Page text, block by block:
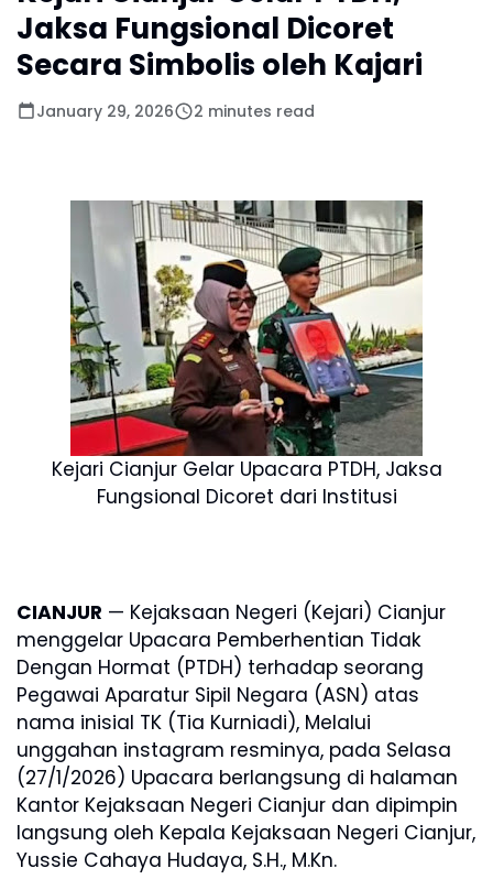
Jaksa Fungsional Dicoret
Secara Simbolis oleh Kajari
January 29, 2026 2 minutes read
Kejari Cianjur Gelar Upacara PTDH, Jaksa
Fungsional Dicoret dari Institusi
CIANJUR — Kejaksaan Negeri (Kejari) Cianjur
menggelar Upacara Pemberhentian Tidak
Dengan Hormat (PTDH) terhadap seorang
Pegawai Aparatur Sipil Negara (ASN) atas
nama inisial TK (Tia Kurniadi), Melalui
unggahan instagram resminya, pada Selasa
(27/1/2026) Upacara berlangsung di halaman
Kantor Kejaksaan Negeri Cianjur dan dipimpin
langsung oleh Kepala Kejaksaan Negeri Cianjur,
Yussie Cahaya Hudaya, S.H., M.Kn.